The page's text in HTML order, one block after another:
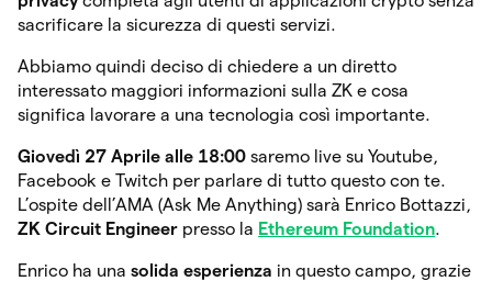
sacrificare la sicurezza di questi servizi.
Abbiamo quindi deciso di chiedere a un diretto
interessato maggiori informazioni sulla ZK e cosa
significa lavorare a una tecnologia così importante.
Giovedì 27 Aprile alle 18:00 saremo live su Youtube,
Facebook e Twitch per parlare di tutto questo con te.
L’ospite dell’AMA (Ask Me Anything) sarà Enrico Bottazzi,
ZK Circuit Engineer presso la Ethereum Foundation.
Enrico ha una solida esperienza in questo campo, grazie